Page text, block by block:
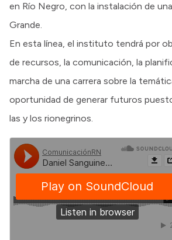
en Río Negro, con la instalación de
Grande.
En esta línea, el instituto tendrá por
de recursos, la comunicación, la
marcha de una carrera sobre la
oportunidad de generar futuros
las y los rionegrinos.